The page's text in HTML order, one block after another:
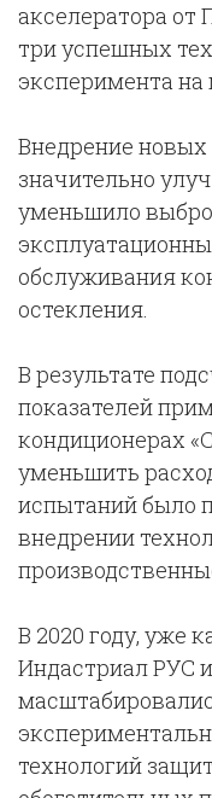
акселератора от
три успешных
эксперимента
Внедрение
значительно
уменьшило
обслуживания
остекления.
В результате
показателей
кондиционерах
уменьшить
испытаний было
внедрении
В 2020 году, уже
Индастриал РУС
технологий